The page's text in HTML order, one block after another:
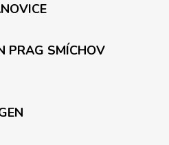
PRAG SMÍCHOV